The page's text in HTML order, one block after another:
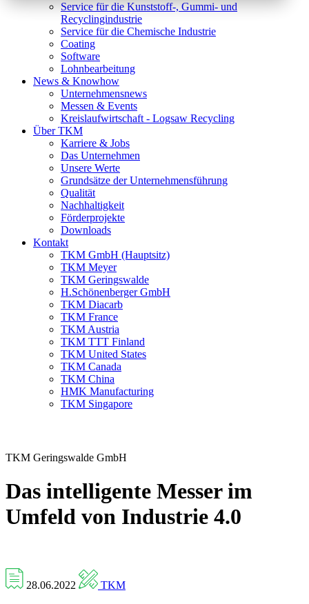
Service für die Kunststoff-, Gummi- und
Recyclingindustrie
Service für die Chemische Industrie
Coating
Software
Lohnbearbeitung
News & Knowhow
Unternehmensnews
Messen & Events
Kreislaufwirtschaft - Logsaw Recycling
Über TKM
Karriere & Jobs
Das Unternehmen
Unsere Werte
Grundsätze der Unternehmensführung
Qualität
Nachhaltigkeit
Förderprojekte
Downloads
Kontakt
TKM GmbH (Hauptsitz)
TKM Meyer
TKM Geringswalde
H.Schönenberger GmbH
TKM Diacarb
TKM France
TKM Austria
TKM TTT Finland
TKM United States
TKM Canada
TKM China
HMK Manufacturing
TKM Singapore
TKM Geringswalde GmbH
Das intelligente Messer im
Umfeld von Industrie 4.0
28.06.2022 TKM